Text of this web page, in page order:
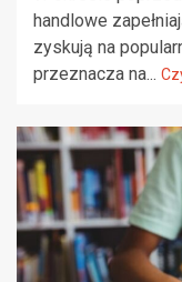
handlowe
zyskują na
przeznacza na...